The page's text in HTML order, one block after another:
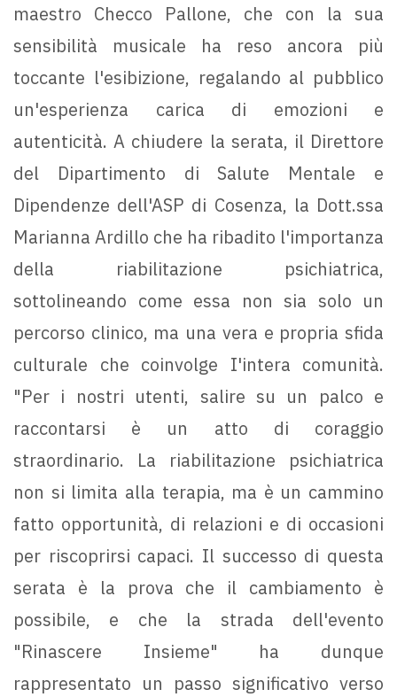
maestro Checco Pallone, che con la sua
sensibilità musicale ha reso ancora più
toccante l'esibizione, regalando al pubblico
un'esperienza carica di emozioni e
autenticità. A chiudere la serata, il Direttore
del Dipartimento di Salute Mentale e
Dipendenze dell'ASP di Cosenza, la Dott.ssa
Marianna Ardillo che ha ribadito l'importanza
della riabilitazione psichiatrica,
sottolineando come essa non sia solo un
percorso clinico, ma una vera e propria sfida
culturale che coinvolge I'intera comunità.
"Per i nostri utenti, salire su un palco e
raccontarsi è un atto di coraggio
straordinario. La riabilitazione psichiatrica
non si limita alla terapia, ma è un cammino
fatto opportunità, di relazioni e di occasioni
per riscoprirsi capaci. Il successo di questa
serata è la prova che il cambiamento è
possibile, e che la strada dell'evento
"Rinascere Insieme" ha dunque
rappresentato un passo significativo verso